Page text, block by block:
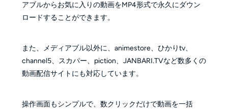
アブルからお気に入りの動画をMP4形式で永久にダウン
ロードすることができます。
また、メディアブル以外に、animestore、ひかりtv、
channel5、スカパー、piction、JANBARI.TVなど数多くの
動画配信サイトにも対応しています。
操作画面もシンプルで、数クリックだけで動画を一括